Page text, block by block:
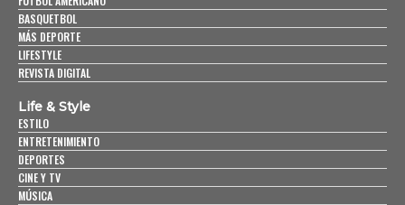
BASQUETBOL
MÁS DEPORTE
LIFESTYLE
REVISTA DIGITAL
Life & Style
ESTILO
ENTRETENIMIENTO
DEPORTES
CINE Y TV
MÚSICA